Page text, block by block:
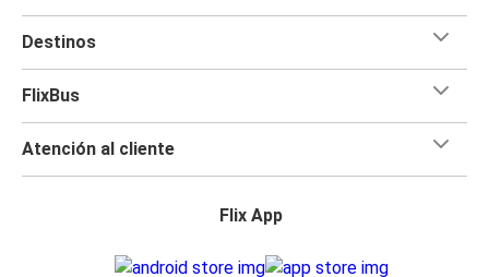
Destinos
FlixBus
Atención al cliente
Flix App